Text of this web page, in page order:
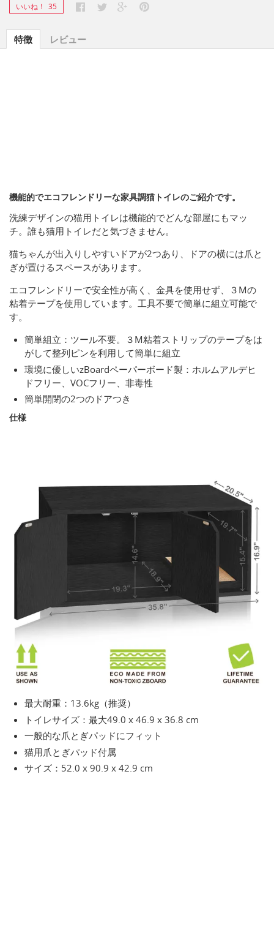
いいね！ 35
特徴 レビュー
機能的でエコフレンドリーな家具調猫トイレのご紹介です。
洗練デザインの猫用トイレは機能的でどんな部屋にもマッ
チ。誰も猫用トイレだと気づきません。
猫ちゃんが出入りしやすいドアが2つあり、ドアの横には爪と
ぎが置けるスペースがあります。
エコフレンドリーで安全性が高く、金具を使用せず、３Mの
粘着テープを使用しています。工具不要で簡単に組立可能で
す。
簡単組立：ツール不要。３M粘着ストリップのテープをは
がして整列ピンを利用して簡単に組立
環境に優しいzBoardペーパーボード製：ホルムアルデヒ
ドフリー、VOCフリー、非毒性
簡単開閉の2つのドアつき
仕様
最大耐重：13.6kg（推奨）
トイレサイズ：最大49.0 x 46.9 x 36.8 cm
一般的な爪とぎパッドにフィット
猫用爪とぎパッド付属
サイズ：52.0 x 90.9 x 42.9 cm